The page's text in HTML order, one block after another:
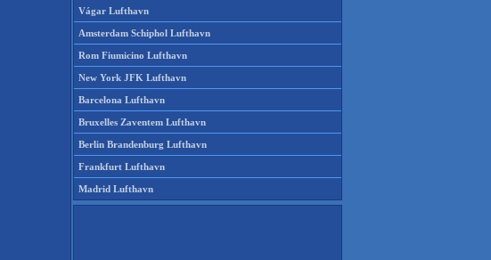
Vágar Lufthavn
Amsterdam Schiphol Lufthavn
Rom Fiumicino Lufthavn
New York JFK Lufthavn
Barcelona Lufthavn
Bruxelles Zaventem Lufthavn
Berlin Brandenburg Lufthavn
Frankfurt Lufthavn
Madrid Lufthavn